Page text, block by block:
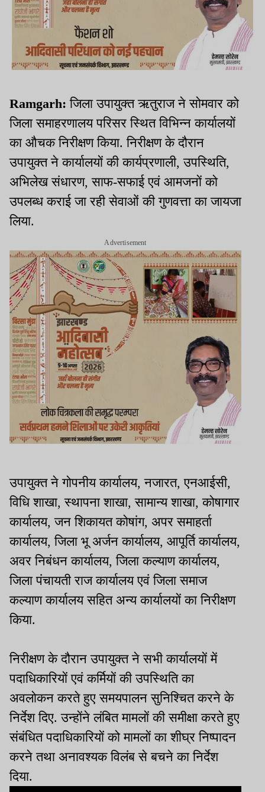
Ramgarh:जिला उपायुक्त ऋतुराज ने सोमवार को
जिला समाहरणालय परिसर स्थित विभिन्न कार्यालयों
का औचक निरीक्षण किया. निरीक्षण के दौरान
उपायुक्त ने कार्यालयों की कार्यप्रणाली, उपस्थिति,
अभिलेख संधारण, साफ-सफाई एवं आमजनों को
उपलब्ध कराई जा रही सेवाओं की गुणवत्ता का जायजा
लिया.
Advertisement
उपायुक्त ने गोपनीय कार्यालय, नजारत, एनआईसी,
विधि शाखा, स्थापना शाखा, सामान्य शाखा, कोषागार
कार्यालय, जन शिकायत कोषांग, अपर समाहर्ता
कार्यालय, जिला भू अर्जन कार्यालय, आपूर्ति कार्यालय,
अवर निबंधन कार्यालय, जिला कल्याण कार्यालय,
जिला पंचायती राज कार्यालय एवं जिला समाज
कल्याण कार्यालय सहित अन्य कार्यालयों का निरीक्षण
किया.
निरीक्षण के दौरान उपायुक्त ने सभी कार्यालयों में
पदाधिकारियों एवं कर्मियों की उपस्थिति का
अवलोकन करते हुए समयपालन सुनिश्चित करने के
निर्देश दिए. उन्होंने लंबित मामलों की समीक्षा करते हुए
संबंधित पदाधिकारियों को मामलों का शीघ्र निष्पादन
करने तथा अनावश्यक विलंब से बचने का निर्देश
दिया.